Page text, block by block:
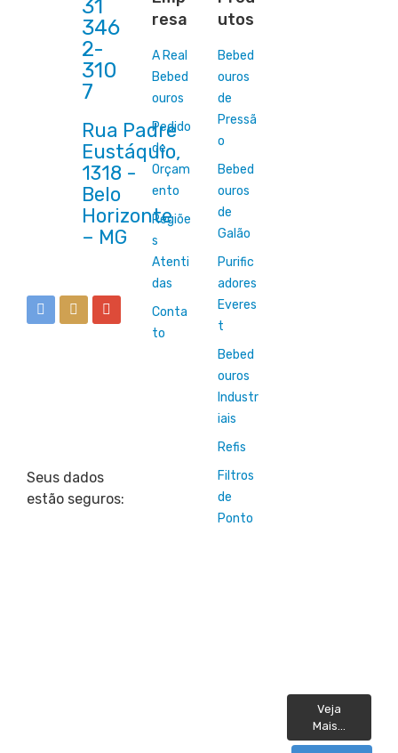
31
346
2-
310
7
Rua Padre
Eustáquio,
1318 -
Belo
Horizonte
Seus dados
estão seguros:
resa
A Real
Bebed
ouros
Pedido
de
Orçam
ento
Regiõe
s
Atenti
das
Conta
to
utos
Bebed
ouros
de
Pressã
o
Bebed
ouros
de
Galão
Purific
adores
Everes
t
Bebed
ouros
Industr
iais
Refis
Filtros
de
Ponto
Veja
Mais...